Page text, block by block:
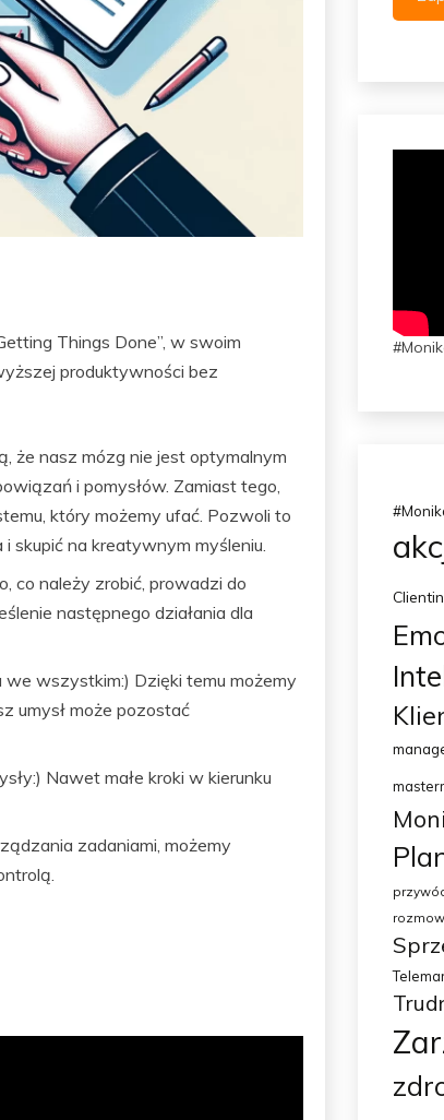
Things Done”, w swoim
produktywności bez
że nasz mózg nie jest optymalnym
i pomysłów. Zamiast tego,
który możemy ufać. Pozwoli to
skupić na kreatywnym myśleniu.
co należy zrobić, prowadzi do
następnego działania dla
wszystkim:) Dzięki temu możemy
umysł może pozostać
Nawet małe kroki w kierunku
zadaniami, możemy